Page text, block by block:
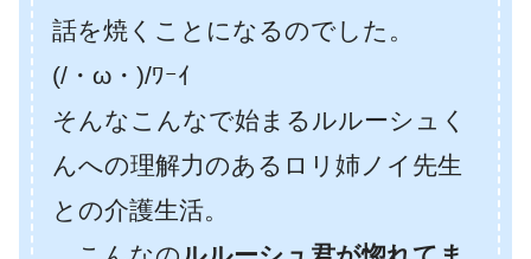
話を焼くことになるのでした。
(/・ω・)/ﾜｰｲ
そんなこんなで始まるルルーシュく
んへの理解力のあるロリ姉ノイ先生
との介護生活。